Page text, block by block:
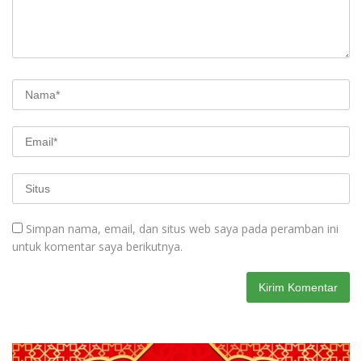
Simpan nama, email, dan situs web saya pada peramban ini
untuk komentar saya berikutnya.